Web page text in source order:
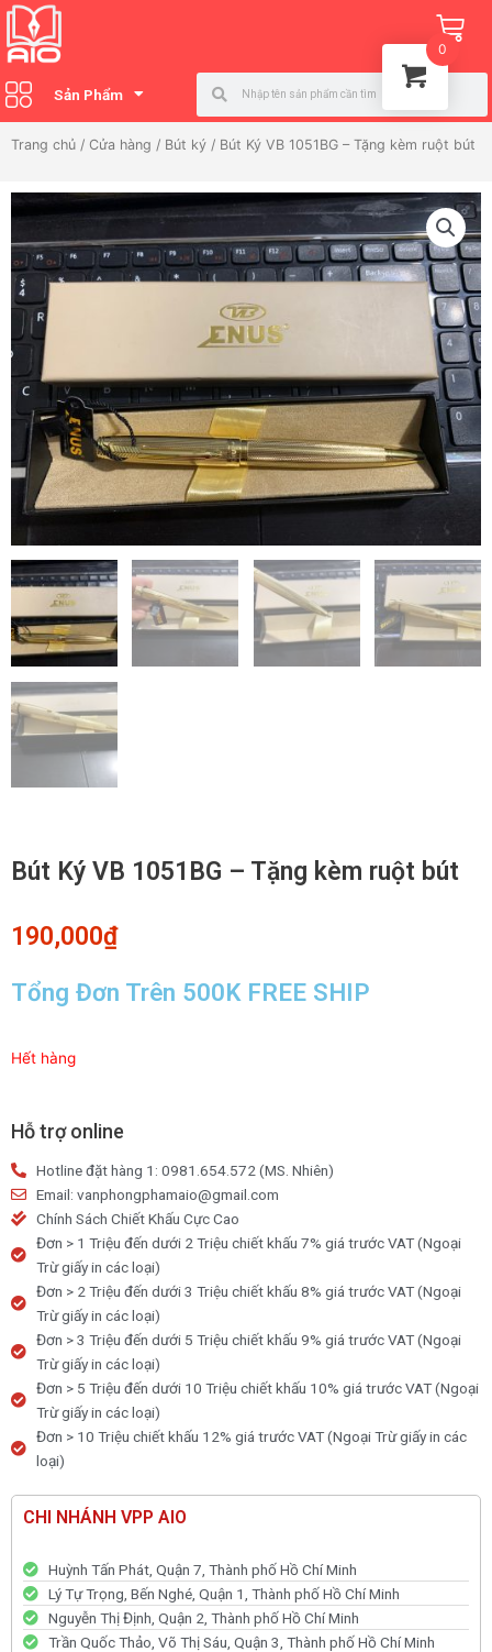
Nhảy
tới
nội
dung
Sản Phẩm
Search
Trang chủ / Cửa hàng / Bút ký / Bút Ký VB 1051BG – Tặng kèm ruột bút
Bút Ký VB 1051BG – Tặng kèm ruột bút
190,000₫
Tổng Đơn Trên 500K FREE SHIP
Hết hàng
Hỗ trợ online
Hotline đặt hàng 1: 0981.654.572 (MS. Nhiên)
Email: vanphongphamaio@gmail.com
Chính Sách Chiết Khấu Cực Cao
Đơn > 1 Triệu đến dưới 2 Triệu chiết khấu 7% giá trước VAT (Ngoại
Trừ giấy in các loại)
Đơn > 2 Triệu đến dưới 3 Triệu chiết khấu 8% giá trước VAT (Ngoại
Trừ giấy in các loại)
Đơn > 3 Triệu đến dưới 5 Triệu chiết khấu 9% giá trước VAT (Ngoại
Trừ giấy in các loại)
Đơn > 5 Triệu đến dưới 10 Triệu chiết khấu 10% giá trước VAT (Ngoại
Trừ giấy in các loại)
Đơn > 10 Triệu chiết khấu 12% giá trước VAT (Ngoại Trừ giấy in các
loại)
CHI NHÁNH VPP AIO
Huỳnh Tấn Phát, Quận 7, Thành phố Hồ Chí Minh
Lý Tự Trọng, Bến Nghé, Quận 1, Thành phố Hồ Chí Minh
Nguyễn Thị Định, Quận 2, Thành phố Hồ Chí Minh
Trần Quốc Thảo, Võ Thị Sáu, Quận 3, Thành phố Hồ Chí Minh
0